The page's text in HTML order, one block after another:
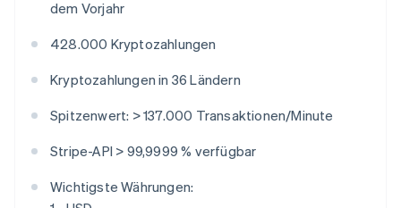
dem Vorjahr
428.000 Kryptozahlungen
Kryptozahlungen in 36 Ländern
Spitzenwert: > 137.000 Transaktionen/Minute
Stripe-API > 99,9999 % verfügbar
Wichtigste Währungen:
Neuseeland
Niederlande
Norwegen
Österreich
Polen
Portugal